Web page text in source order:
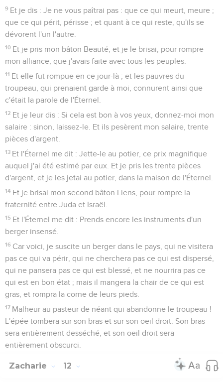
9 Et je dis : Je ne vous paîtrai pas : que ce qui meurt, meure ;
que ce qui périt, périsse ; et quant à ce qui reste, qu'ils se
dévorent l'un l'autre.
10 Et je pris mon bâton Beauté, et je le brisai, pour rompre
mon alliance, que j'avais faite avec tous les peuples.
11 Et elle fut rompue en ce jour-là ; et les pauvres du
troupeau, qui prenaient garde à moi, connurent ainsi que
c'était la parole de l'Éternel.
12 Et je leur dis : Si cela est bon à vos yeux, donnez-moi mon
salaire : sinon, laissez-le. Et ils pesèrent mon salaire, trente
pièces d'argent.
13 Et l'Éternel me dit : Jette-le au potier, ce prix magnifique
auquel j'ai été estimé par eux. Et je pris les trente pièces
d'argent, et je les jetai au potier, dans la maison de l'Éternel.
14 Et je brisai mon second bâton Liens, pour rompre la
fraternité entre Juda et Israël.
15 Et l'Éternel me dit : Prends encore les instruments d'un
berger insensé.
16 Car voici, je suscite un berger dans le pays, qui ne visitera
pas ce qui va périr, qui ne cherchera pas ce qui est dispersé,
qui ne pansera pas ce qui est blessé, et ne nourrira pas ce
qui est en bon état ; mais il mangera la chair de ce qui est
gras, et rompra la corne de leurs pieds.
17 Malheur au pasteur de néant qui abandonne le troupeau !
L'épée tombera sur son bras et sur son oeil droit. Son bras
sera entièrement desséché, et son oeil droit sera
entièrement obscurci.
Zacharie 12